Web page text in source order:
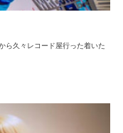
ら久々レコード屋行った着いた